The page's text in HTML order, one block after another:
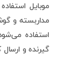
موبایل
مداربسته و
استفاده
گیرنده و ارسال